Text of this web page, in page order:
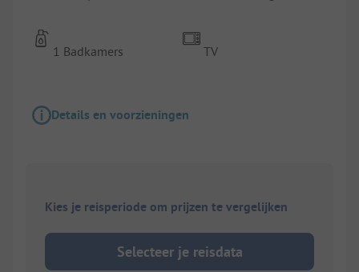
1 Badkamers TV
Details en voorzieningen
Kies je reisperiode om prijzen te vergelijken
Selecteer je reisdata